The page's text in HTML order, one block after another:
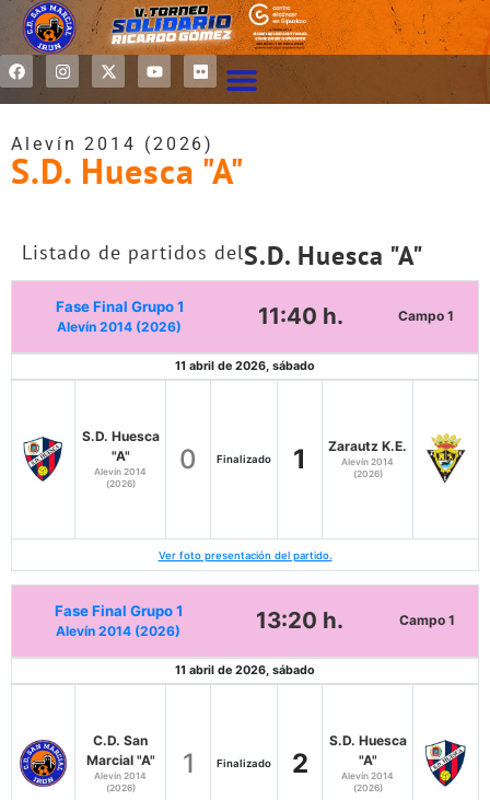
Alevín 2014 (2026)
S.D. Huesca "A"
Listado de partidos delS.D. Huesca "A"
Fase Final Grupo 1
Alevín 2014 (2026) 11:40 h. Campo 1
11 abril de 2026, sábado
S.D. Huesca
"A"
Alevín 2014
(2026)
0 Finalizado 1 Zarautz K.E.
Alevín 2014
(2026)
Ver foto presentación del partido.
Fase Final Grupo 1
Alevín 2014 (2026) 13:20 h. Campo 1
11 abril de 2026, sábado
C.D. San
Marcial "A"
Alevín 2014
(2026)
1 Finalizado 2
S.D. Huesca
"A"
Alevín 2014
(2026)